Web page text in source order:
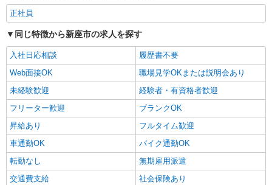
正社員
同じ特徴から新座市の求人を探す
入社日応相談
履歴書不要
Web面接OK
職場見学OKまたは説明会あり
未経験歓迎
経験者・有資格者歓迎
フリーター歓迎
ブランクOK
昇給あり
フルタイム歓迎
車通勤OK
バイク通勤OK
転勤なし
無期雇用派遣
交通費支給
社会保険あり